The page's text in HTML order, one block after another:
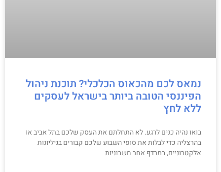
נמאס לכם מהכאוס הכלכלי? תוכנת ניהול
הפיננסי הטובה ביותר בישראל לעסקים
ללא לחץ
בואו נהיה כנים לרגע. לא התחלתם את העסק שלכם בתל אביב או
בהרצליה כדי לבלות את סופי השבוע שלכם קבורים בגיליונות
אלקטרוניים, במרדף אחר חשבוניות